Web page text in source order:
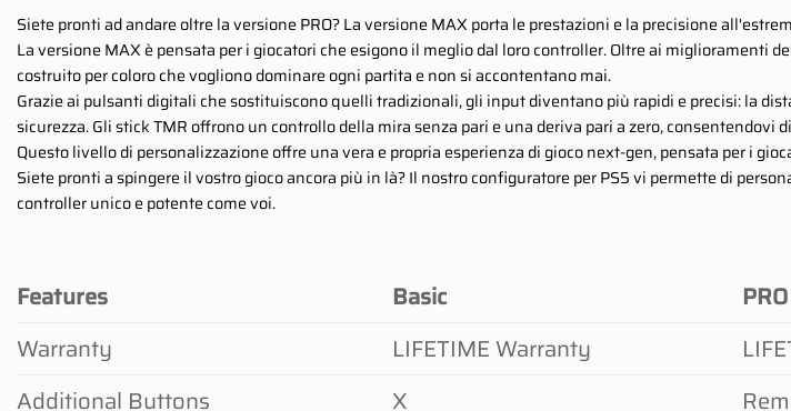
Siete pronti ad andare oltre la versione PRO? La versione MAX porta le prestazioni e la precisione
La versione MAX è pensata per i giocatori che esigono il meglio dal loro controller. Oltre ai miglioramenti
costruito per coloro che vogliono dominare ogni partita e non si accontentano mai.
Grazie ai pulsanti digitali che sostituiscono quelli tradizionali, gli input diventano più rapidi e precisi: la
sicurezza. Gli stick TMR offrono un controllo della mira senza pari e una deriva pari a zero,
Questo livello di personalizzazione offre una vera e propria esperienza di gioco next-gen, pensata per i
Siete pronti a spingere il vostro gioco ancora più in là? Il nostro configuratore per PS5 vi permette di
controller unico e potente come voi.
Features Basic PRO
Warranty
LIFETIME Warranty
Additional Buttons
X